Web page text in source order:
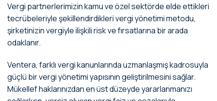
Vergi partnerlerimizin kamu ve özel sektörde elde ettikleri
tecrübeleriyle şekillendirdikleri vergi yönetimi metodu,
şirketinizin vergiyle ilişkili risk ve fırsatlarına bir arada
odaklanır.
Ventera, farklı vergi kanunlarında uzmanlaşmış kadrosuyla
güçlü bir vergi yönetimi yapısının geliştirilmesini sağlar.
Mükellef haklarınızdan en üst düzeyde yararlanmanızı